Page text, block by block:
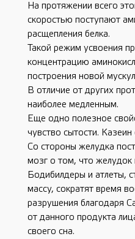
На протяжении всего
скоростью поступают
расщепления белка.
Такой режим усвоения
концентрацию
построения новой
В отличие от других
наиболее медленным.
Еще одно полезное
чувство сытости.
Со стороны желудка
мозг о том, что желудок
Бодибилдеры и атлеты,
массу, сократят время
разрушения благодаря
от данного продукта
своего сна.